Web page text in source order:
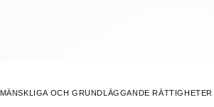
MÄNSKLIGA OCH GRUNDLÄGGANDE RÄTTIGHETER